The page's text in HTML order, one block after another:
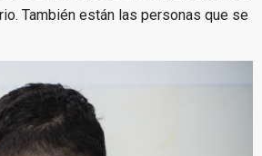
También están las personas que se